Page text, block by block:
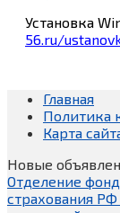
Установка
56.ru/
Главная
Политика
Карта
Новые
Отделение
страхования